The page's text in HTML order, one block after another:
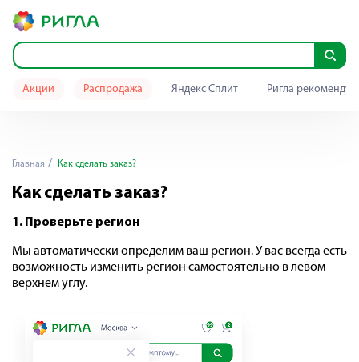
Акции Распродажа Яндекс Сплит Ригла
Главная Как сделать заказ?
Как сделать заказ?
1. Проверьте регион
Мы автоматически определим ваш регион. У вас всегда есть
возможность изменить регион самостоятельно в левом
верхнем углу.